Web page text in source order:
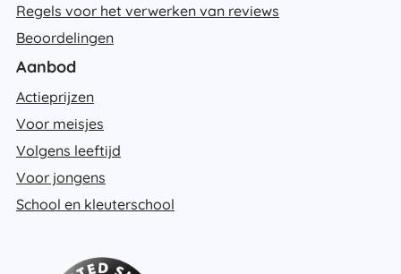
Regels voor het verwerken van reviews
Beoordelingen
Aanbod
Actieprijzen
Voor meisjes
Volgens leeftijd
Voor jongens
School en kleuterschool